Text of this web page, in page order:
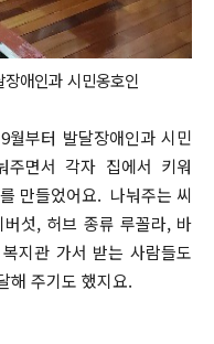
애인과 시민옹호인
월부터 발달장애인과 시민
주면서 각자 집에서 키워
만들었어요. 나눠주는 씨
섯, 허브 종류 루꼴라, 바
지관 가서 받는 사람들도
해 주기도 했지요.